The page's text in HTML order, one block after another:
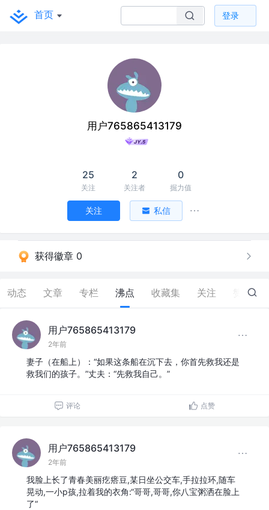
首页 登录
用户765865413179
25
关注
2
关注者
0
掘力值
关注 私信
获得徽章 0
动态 文章 专栏 沸点 收藏集 关注 49
用户765865413179
2年前
妻子（在船上）：“如果这条船在沉下去，你首先救我还是
救我们的孩子。”丈夫：“先救我自己。”
评论 点赞
用户765865413179
2年前
我脸上长了青春美丽疙瘩豆,某日坐公交车,手拉拉环,随车
晃动,一小p孩,拉着我的衣角:“哥哥,哥哥,你八宝粥洒在脸上
了“